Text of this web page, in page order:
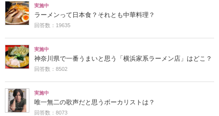
実施中
ラーメンって日本食？それとも中華料理？
回答数：19635
実施中
神奈川県で一番うまいと思う「横浜家系ラーメン店」はどこ？
回答数：8502
実施中
唯一無二の歌声だと思うボーカリストは？
回答数：8073